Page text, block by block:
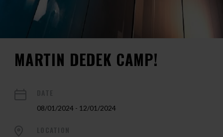
MARTIN DEDEK CAMP!
08/01/2024 - 12/01/2024